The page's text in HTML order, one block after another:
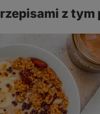
z tym